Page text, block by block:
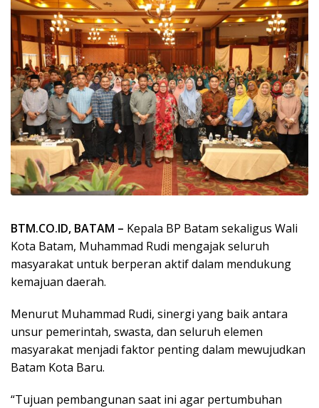
BTM.CO.ID, BATAM – Kepala BP Batam sekaligus Wali
Kota Batam, Muhammad Rudi mengajak seluruh
masyarakat untuk berperan aktif dalam mendukung
kemajuan daerah.
Menurut Muhammad Rudi, sinergi yang baik antara
unsur pemerintah, swasta, dan seluruh elemen
masyarakat menjadi faktor penting dalam mewujudkan
Batam Kota Baru.
“Tujuan pembangunan saat ini agar pertumbuhan